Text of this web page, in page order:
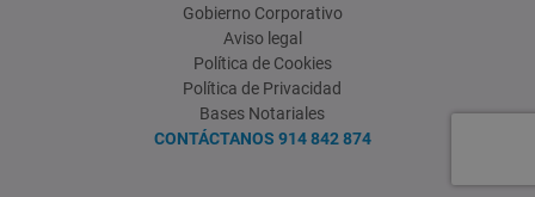
Gobierno Corporativo
Aviso legal
Política de Cookies
Política de Privacidad
Bases Notariales
CONTÁCTANOS 914 842 874